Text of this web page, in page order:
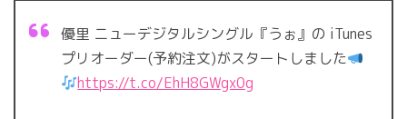
優里 ニューデジタルシングル『うぉ』の iTunes
プリオーダー(予約注文)がスタートしました
https://t.co/EhH8GWgx0g